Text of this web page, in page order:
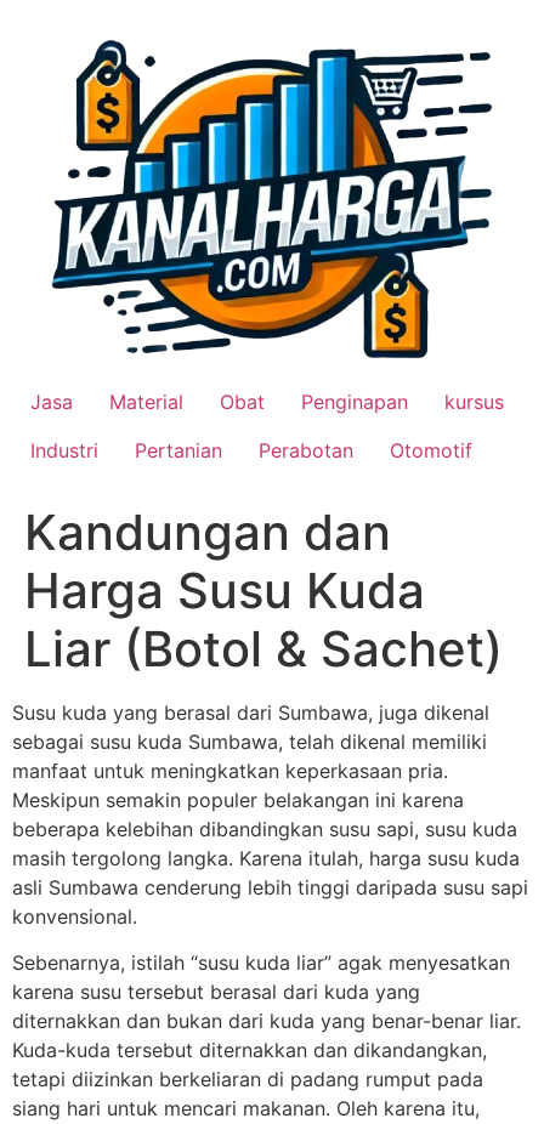
Jasa Material Obat Penginapan
kursus
Industri
Pertanian Perabotan Otomotif
Kandungan dan
Harga Susu Kuda
Liar (Botol & Sachet)
Susu kuda yang berasal dari Sumbawa, juga dikenal
sebagai susu kuda Sumbawa, telah dikenal memiliki
manfaat untuk meningkatkan keperkasaan pria.
Meskipun semakin populer belakangan ini karena
beberapa kelebihan dibandingkan susu sapi, susu kuda
masih tergolong langka. Karena itulah, harga susu kuda
asli Sumbawa cenderung lebih tinggi daripada susu sapi
konvensional.
Sebenarnya, istilah “susu kuda liar” agak menyesatkan
karena susu tersebut berasal dari kuda yang
diternakkan dan bukan dari kuda yang benar-benar liar.
Kuda-kuda tersebut diternakkan dan dikandangkan,
tetapi diizinkan berkeliaran di padang rumput pada
siang hari untuk mencari makanan. Oleh karena itu,